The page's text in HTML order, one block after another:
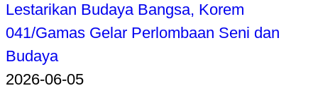
Lestarikan Budaya Bangsa, Korem
041/Gamas Gelar Perlombaan Seni dan
Budaya
2026-06-05